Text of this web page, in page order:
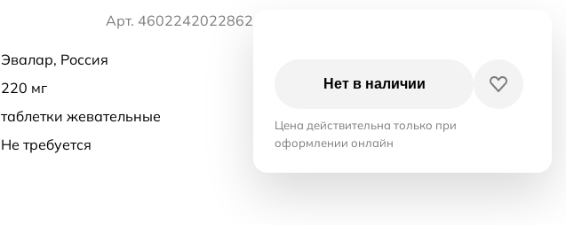
Арт. 4602242022862
Эвалар, Россия
220 мг
таблетки жевательные
Не требуется
Нет в наличии
Цена действительна только при
оформлении онлайн